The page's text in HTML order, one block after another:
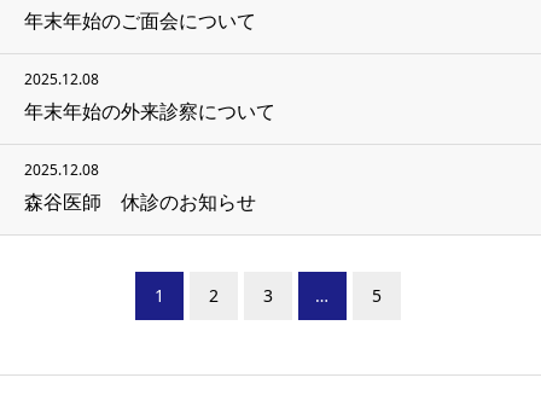
年末年始のご面会について
2025.12.08
年末年始の外来診察について
2025.12.08
森谷医師 休診のお知らせ
1 2 3 … 5